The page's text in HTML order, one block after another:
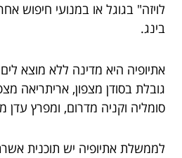
בינג.
אתיופיה היא מדינה ללא מוצא
גובלת בסודן מצפון, אריתריאה
סומליה וקניה מדרום, ומפרץ עדן
לממשלת אתיופיה יש תוכנית